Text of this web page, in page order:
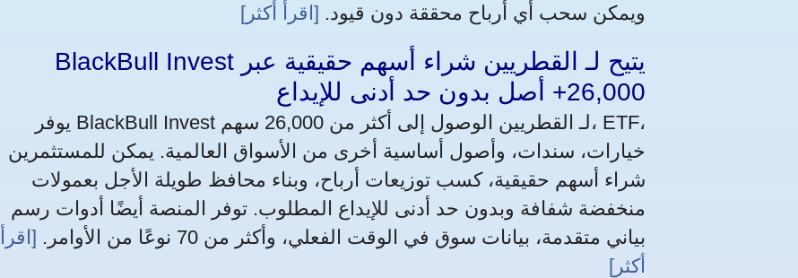
ويمكن سحب أي أرباح محققة دون قيود. [اقرأ أكثر]
BlackBull Invest يتيح لـ القطريين شراء أسهم حقيقية عبر
26,000+ أصل بدون حد أدنى للإيداع
يوفر BlackBull Invest لـ القطريين الوصول إلى أكثر من 26,000 سهم، ETF،
خيارات، سندات، وأصول أساسية أخرى من الأسواق العالمية. يمكن للمستثمرين
شراء أسهم حقيقية، كسب توزيعات أرباح، وبناء محافظ طويلة الأجل بعمولات
منخفضة شفافة وبدون حد أدنى للإيداع المطلوب. توفر المنصة أيضًا أدوات رسم
بياني متقدمة، بيانات سوق في الوقت الفعلي، وأكثر من 70 نوعًا من الأوامر.
[اقرأ
أكثر]